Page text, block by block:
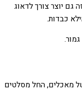
יוצר צורך לדאוג
כבדות.
מאכלים, החל מסלטים